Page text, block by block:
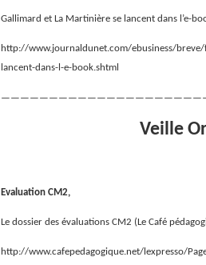
Gallimard et La Martinière se lancent dans l’e-
http://www.journaldunet.com/ebusiness/
lancent-dans-l-e-book.shtml
Veille
Evaluation CM2,
Le dossier des évaluations CM2 (Le Café
http://www.cafepedagogique.net/lexpresso/